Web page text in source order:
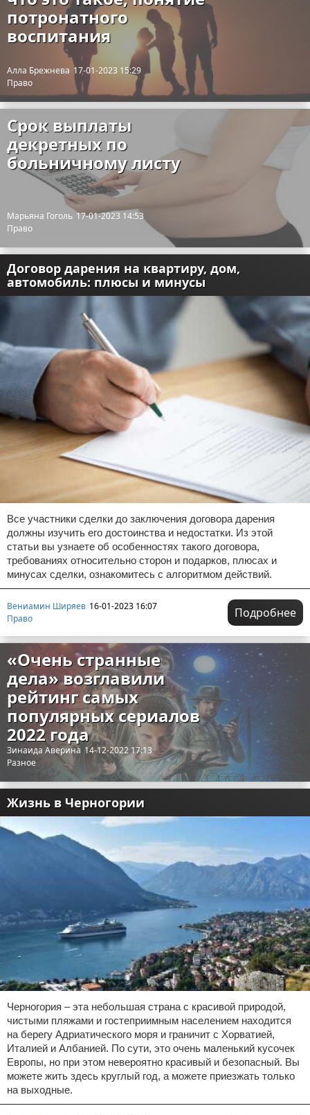
потронатного
воспитания
Алла Брежнева 17-01-2023 15:29
Право
Срок выплаты
декретных по
больничному листу
Марьяна Гоголь 17-01-2023 14:53
Право
Договор дарения на квартиру, дом,
автомобиль: плюсы и минусы
Все участники сделки до заключения договора дарения
должны изучить его достоинства и недостатки. Из этой
статьи вы узнаете об особенностях такого договора,
требованиях относительно сторон и подарков, плюсах и
минусах сделки, ознакомитесь с алгоритмом действий.
Вениамин Ширяев 16-01-2023 16:07
Право
Подробнее
«‎Очень странные
дела»‎ возглавили
рейтинг самых
популярных сериалов
2022 года
Зинаида Аверина 14-12-2022 17:13
Разное
Жизнь в Черногории
Черногория – эта небольшая страна с красивой природой,
чистыми пляжами и гостеприимным населением находится
на берегу Адриатического моря и граничит с Хорватией,
Италией и Албанией. По сути, это очень маленький кусочек
Европы, но при этом невероятно красивый и безопасный. Вы
можете жить здесь круглый год, а можете приезжать только
на выходные.